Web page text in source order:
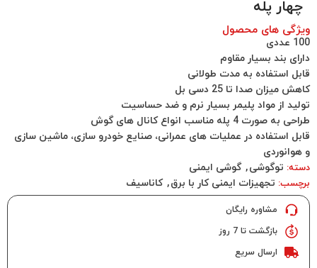
چهار پله
ویژگی های محصول
100 عددی
دارای بند بسیار مقاوم
قابل استفاده به مدت طولانی
کاهش میزان صدا تا 25 دسی بل
تولید از مواد پلیمر بسیار نرم و ضد حساسیت
طراحی به صورت 4 پله مناسب انواع کانال های گوش
قابل استفاده در عملیات های عمرانی، صنایع خودرو سازی، ماشین سازی
و هوانوردی
دسته: توگوشی, گوشی ایمنی
برچسب: تجهیزات ایمنی کار با برق, کاناسیف
مشاوره رایگان
بازگشت تا 7 روز
ارسال سریع